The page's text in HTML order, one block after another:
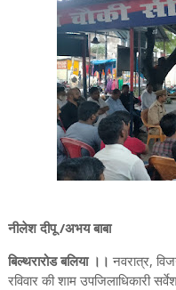
नीलेश दीपू /अभय बाबा
बिल्थरारोड बलिया ।। नवरात्र,
रविवार की शाम उपजिलाधिकारी